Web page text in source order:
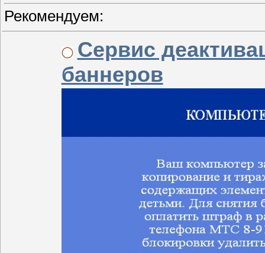
Рекомендуем:
Сервис
баннеров